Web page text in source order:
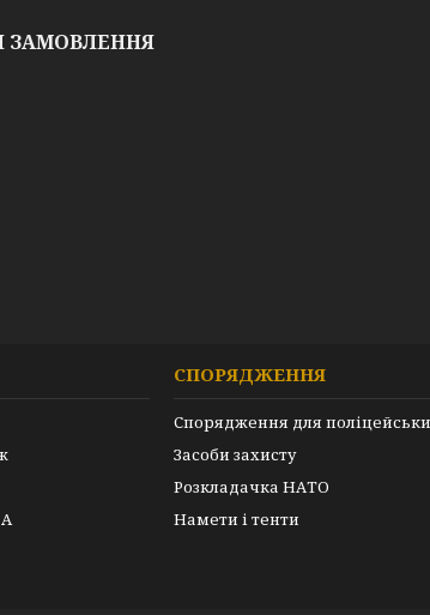
ЗАМОВЛЕННЯ
СПОРЯДЖЕННЯ
Спорядження для
Засоби захисту
Розкладачка НАТО
Намети і тенти